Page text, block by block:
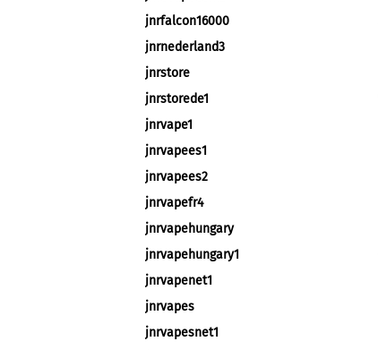
jnrfalcon16000
jnrnederland3
jnrstore
jnrstorede1
jnrvape1
jnrvapees1
jnrvapees2
jnrvapefr4
jnrvapehungary
jnrvapehungary1
jnrvapenet1
jnrvapes
jnrvapesnet1